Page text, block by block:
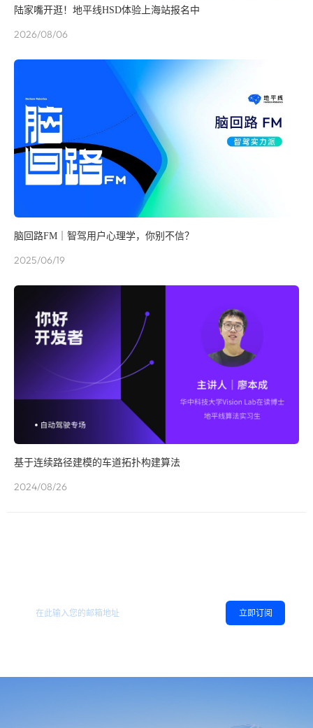
陆家嘴开逛！地平线HSD体验上海站报名中
2026/08/06
脑回路FM｜智驾用户心理学，你别不信？
2025/06/19
基于连续路径建模的车道拓扑构建算法
2024/08/26
立即订阅